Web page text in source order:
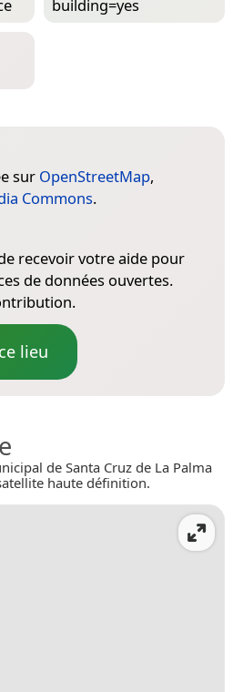
building=­yes
sur OpenStreetMap,
Commons.
recevoir votre aide pour
de données ouvertes.
lieu
de Santa Cruz de La Palma
haute définition.